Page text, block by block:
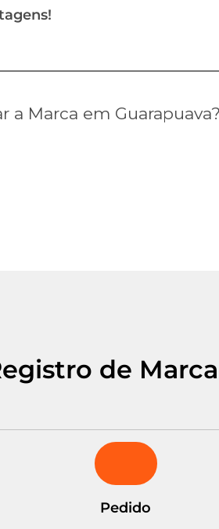
a Marca em Guarapuava?
de Marca
Pedido